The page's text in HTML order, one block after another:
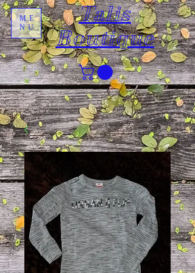
Talis
Boutique
ME
NU